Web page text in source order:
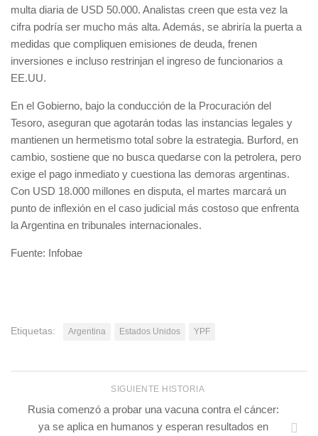
multa diaria de USD 50.000. Analistas creen que esta vez la
cifra podría ser mucho más alta. Además, se abriría la puerta a
medidas que compliquen emisiones de deuda, frenen
inversiones e incluso restrinjan el ingreso de funcionarios a
EE.UU.
En el Gobierno, bajo la conducción de la Procuración del
Tesoro, aseguran que agotarán todas las instancias legales y
mantienen un hermetismo total sobre la estrategia. Burford, en
cambio, sostiene que no busca quedarse con la petrolera, pero
exige el pago inmediato y cuestiona las demoras argentinas.
Con USD 18.000 millones en disputa, el martes marcará un
punto de inflexión en el caso judicial más costoso que enfrenta
la Argentina en tribunales internacionales.
Fuente: Infobae
Etiquetas: Argentina Estados Unidos YPF
SIGUIENTE HISTORIA
Rusia comenzó a probar una vacuna contra el cáncer:
ya se aplica en humanos y esperan resultados en